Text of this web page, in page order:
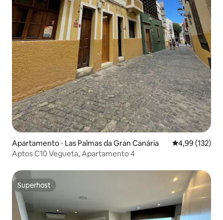
Apartamento ⋅ Las Palmas da Gran Canária 4,99 de uma
4,99 (132)
Aptos C10 Vegueta, Apartamento 4
Superhost
Superhost